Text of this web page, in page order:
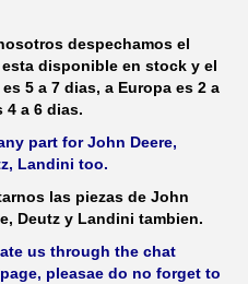
despechamos el
disponible en stock y el
5 a 7 dias, a Europa es 2 a
4 a 6 dias.
part for John Deere,
Landini too.
las piezas de John
Deutz y Landini tambien.
us through the chat
pleasae do no forget to